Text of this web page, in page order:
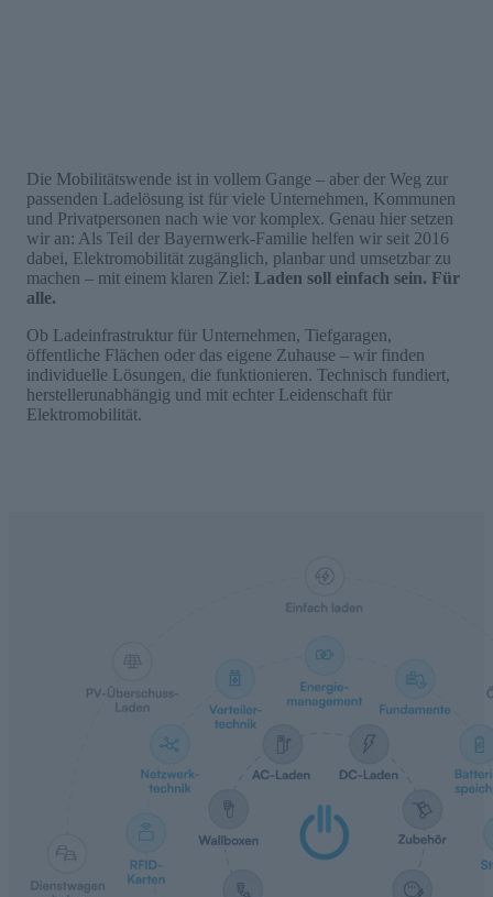
Die Mobilitätswende ist in vollem Gange – aber der Weg zur
passenden Ladelösung ist für viele Unternehmen, Kommunen
und Privatpersonen nach wie vor komplex. Genau hier setzen
wir an: Als Teil der Bayernwerk-Familie helfen wir seit 2016
dabei, Elektromobilität zugänglich, planbar und umsetzbar zu
machen – mit einem klaren Ziel: Laden soll einfach sein. Für
alle.
Ob Ladeinfrastruktur für Unternehmen, Tiefgaragen,
öffentliche Flächen oder das eigene Zuhause – wir finden
individuelle Lösungen, die funktionieren. Technisch fundiert,
herstellerunabhängig und mit echter Leidenschaft für
Elektromobilität.